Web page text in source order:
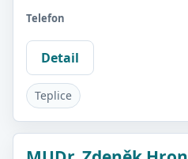
Telefon
Detail
Teplice